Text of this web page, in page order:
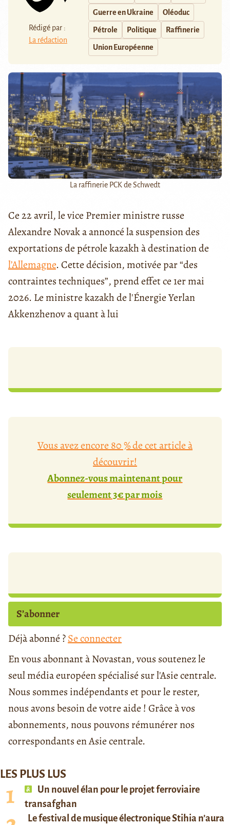
Rédigé par :
La rédaction
Guerre en Ukraine Oléoduc
Pétrole Politique Raffinerie
Union Européenne
La raffinerie PCK de Schwedt
Ce 22 avril, le vice Premier ministre russe
Alexandre Novak a annoncé la suspension des
exportations de pétrole kazakh à destination de
l’Allemagne. Cette décision, motivée par “des
contraintes techniques”, prend effet ce 1er mai
2026. Le ministre kazakh de l'Énergie Yerlan
Akkenzhenov a quant à lui
Vous avez encore 80 % de cet article à
découvrir!
Abonnez-vous maintenant pour
seulement 3€ par mois
S’abonner
Déjà abonné ?Se connecter
En vous abonnant à Novastan, vous soutenez le
seul média européen spécialisé sur l'Asie centrale.
Nous sommes indépendants et pour le rester,
nous avons besoin de votre aide ! Grâce à vos
abonnements, nous pouvons rémunérer nos
correspondants en Asie centrale.
LES PLUS LUS
Un nouvel élan pour le projet ferroviaire
transafghan
Le festival de musique électronique Stihia n’aura